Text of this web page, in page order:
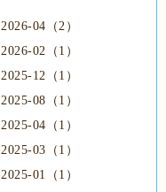
2026-04（2）
2026-02（1）
2025-12（1）
2025-08（1）
2025-04（1）
2025-03（1）
2025-01（1）